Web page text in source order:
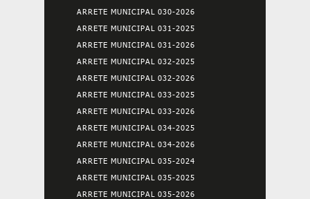
ARRETE MUNICIPAL 030-2026
ARRETE MUNICIPAL 031-2025
ARRETE MUNICIPAL 031-2026
ARRETE MUNICIPAL 032-2025
ARRETE MUNICIPAL 032-2026
ARRETE MUNICIPAL 033-2025
ARRETE MUNICIPAL 033-2026
ARRETE MUNICIPAL 034-2025
ARRETE MUNICIPAL 034-2026
ARRETE MUNICIPAL 035-2024
ARRETE MUNICIPAL 035-2025
ARRETE MUNICIPAL 035-2026